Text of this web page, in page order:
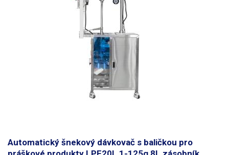
Automatický šnekový dávkovač s baličkou pro